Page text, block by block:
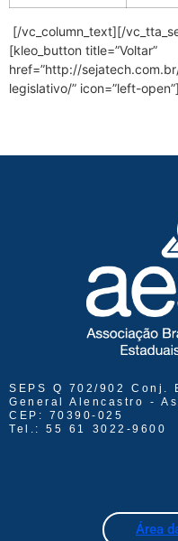
[/vc_column_text][/
[kleo_button title=”Voltar”
href=”http://
legislativo/” icon=”left-
SEPS Q 702/902 Conj.
General Alencastro -
CEP: 70390-025
Tel.: 55 61 3022-9600
Área